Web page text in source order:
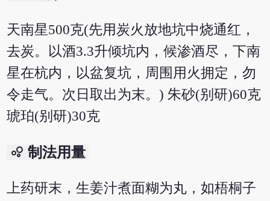
天南星500克(先用炭火放地坑中烧通红，
去炭。以酒3.3升倾坑内，候渗酒尽，下南
星在杭内，以盆复坑，周围用火拥定，勿
令走气。次日取出为末。) 朱砂(别研)60克
琥珀(别研)30克
bubble_chart 制法用量
上药研末，生姜汁煮面糊为丸，如梧桐子